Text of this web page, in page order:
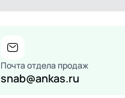
Почта отдела продаж
snab@ankas.ru